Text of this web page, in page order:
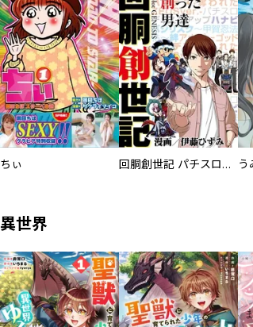
ちぃ 回胴創世記 パチスロを創った男達
異世界